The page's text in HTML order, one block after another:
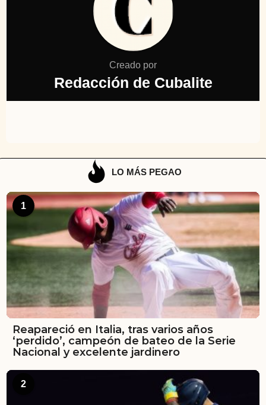
Creado por
Redacción de Cubalite
LO MÁS PEGAO
1
Reapareció en Italia, tras varios años
‘perdido’, campeón de bateo de la Serie
Nacional y excelente jardinero
2